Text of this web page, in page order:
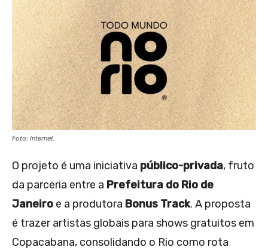
Foto: Internet.
O projeto é uma iniciativa público-privada, fruto
da parceria entre a Prefeitura do Rio de
Janeiro e a produtora Bonus Track. A proposta
é trazer artistas globais para shows gratuitos em
Copacabana, consolidando o Rio como rota